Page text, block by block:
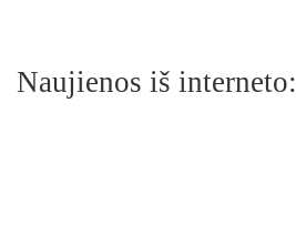
Naujienos iš interneto: